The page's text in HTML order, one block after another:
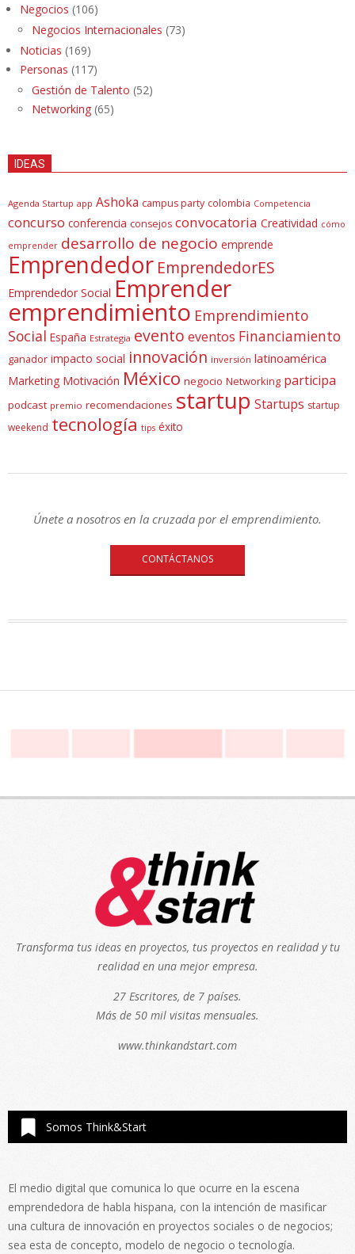
Negocios (106)
Negocios Internacionales (73)
Noticias (169)
Personas (117)
Gestión de Talento (52)
Networking (65)
IDEAS
Agenda Startup app Ashoka campus party colombia Competencia
concurso conferencia consejos convocatoria Creatividad cómo
emprender desarrollo de negocio emprende
Emprendedor EmprendedorES
Emprendedor Social Emprender
emprendimiento Emprendimiento
Social España Estrategia evento eventos Financiamiento
ganador impacto social innovación inversión latinoamérica
Marketing Motivación México negocio Networking participa
podcast premio recomendaciones startup Startups startup
weekend tecnología tips éxito
Únete a nosotros en la cruzada por el emprendimiento.
CONTÁCTANOS
Transforma tus ideas en proyectos, tus proyectos en realidad y tu
realidad en una mejor empresa.
27 Escritores, de 7 países.
Más de 50 mil visitas mensuales.
www.thinkandstart.com
Somos Think&Start
El medio digital que comunica lo que ocurre en la escena
emprendedora de habla hispana, con la intención de masificar
una cultura de innovación en proyectos sociales o de negocios;
sea esta de concepto, modelo de negocio o tecnología.